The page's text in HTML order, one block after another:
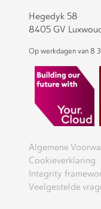
Hegedyk 58
8405 GV
Op werkdagen van
Algemene
Cookieverklaring
Integrity
Veelgestelde